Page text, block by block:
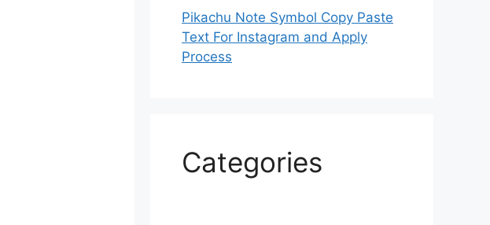
Pikachu Note Symbol Copy Paste
Text For Instagram and Apply
Process
Categories